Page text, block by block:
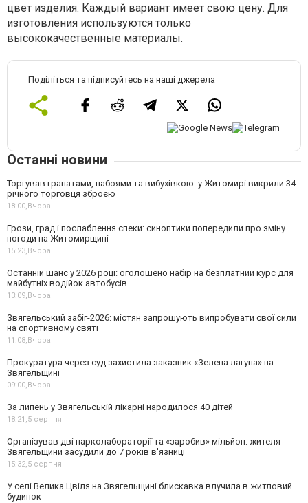
цвет изделия. Каждый вариант имеет свою цену. Для
изготовления используются только
высококачественные материалы.
Поділіться та підписуйтесь на наші джерела
Останні новини
Торгував гранатами, набоями та вибухівкою: у Житомирі викрили 34-
річного торговця зброєю
18:00, Вчора
Грози, град і послаблення спеки: синоптики попередили про зміну
погоди на Житомирщині
15:23, Вчора
Останній шанс у 2026 році: оголошено набір на безплатний курс для
майбутніх водійок автобусів
13:09, Вчора
Звягельський забіг-2026: містян запрошують випробувати свої сили
на спортивному святі
11:08, Вчора
Прокуратура через суд захистила заказник «Зелена лагуна» на
Звягельщині
09:00, Вчора
За липень у Звягельській лікарні народилося 40 дітей
18:21,5 серпня
Організував дві нарколабораторії та «заробив» мільйон: жителя
Звягельщини засудили до 7 років в'язниці
15:32,5 серпня
У селі Велика Цвіля на Звягельщині блискавка влучила в житловий
будинок